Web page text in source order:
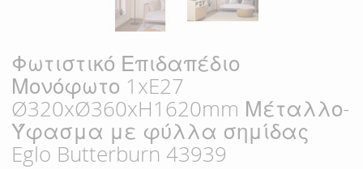
Φωτιστικό Επιδαπέδιο
Μονόφωτο 1xE27
Ø320xØ360xH1620mm Μέταλλο-
Ύφασμα με φύλλα σημίδας
Eglo Butterburn 43939